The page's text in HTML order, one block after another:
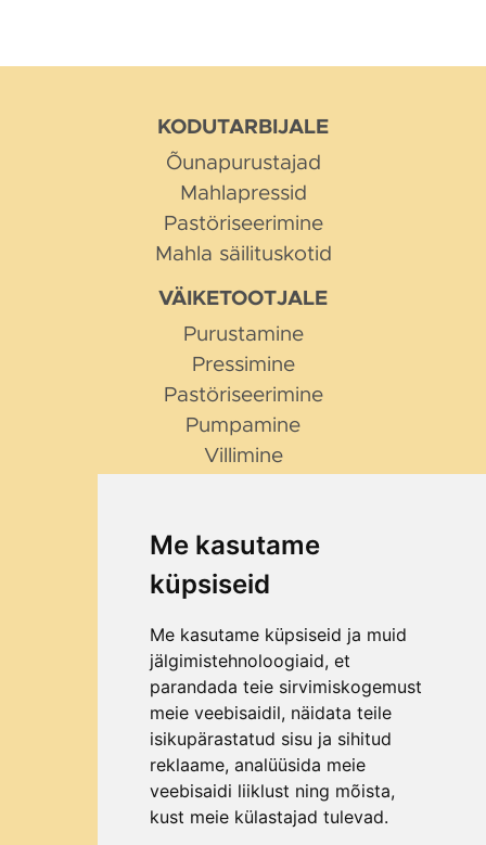
Me kasutame
küpsiseid
Me kasutame küpsiseid ja muid
jälgimistehnoloogiaid, et
parandada teie sirvimiskogemust
meie veebisaidil, näidata teile
isikupärastatud sisu ja sihitud
reklaame, analüüsida meie
veebisaidi liiklust ning mõista,
kust meie külastajad tulevad.
KODUTARBIJALE
Õunapurustajad
Mahlapressid
Pastöriseerimine
Mahla säilituskotid
VÄIKETOOTJALE
Purustamine
Pressimine
Pastöriseerimine
Pumpamine
Villimine
Millist purustajat valida?
ETTEVÕTTEST
Kontakt
Ettevõttest
Kuidas osta?
Kliendid
Blogi